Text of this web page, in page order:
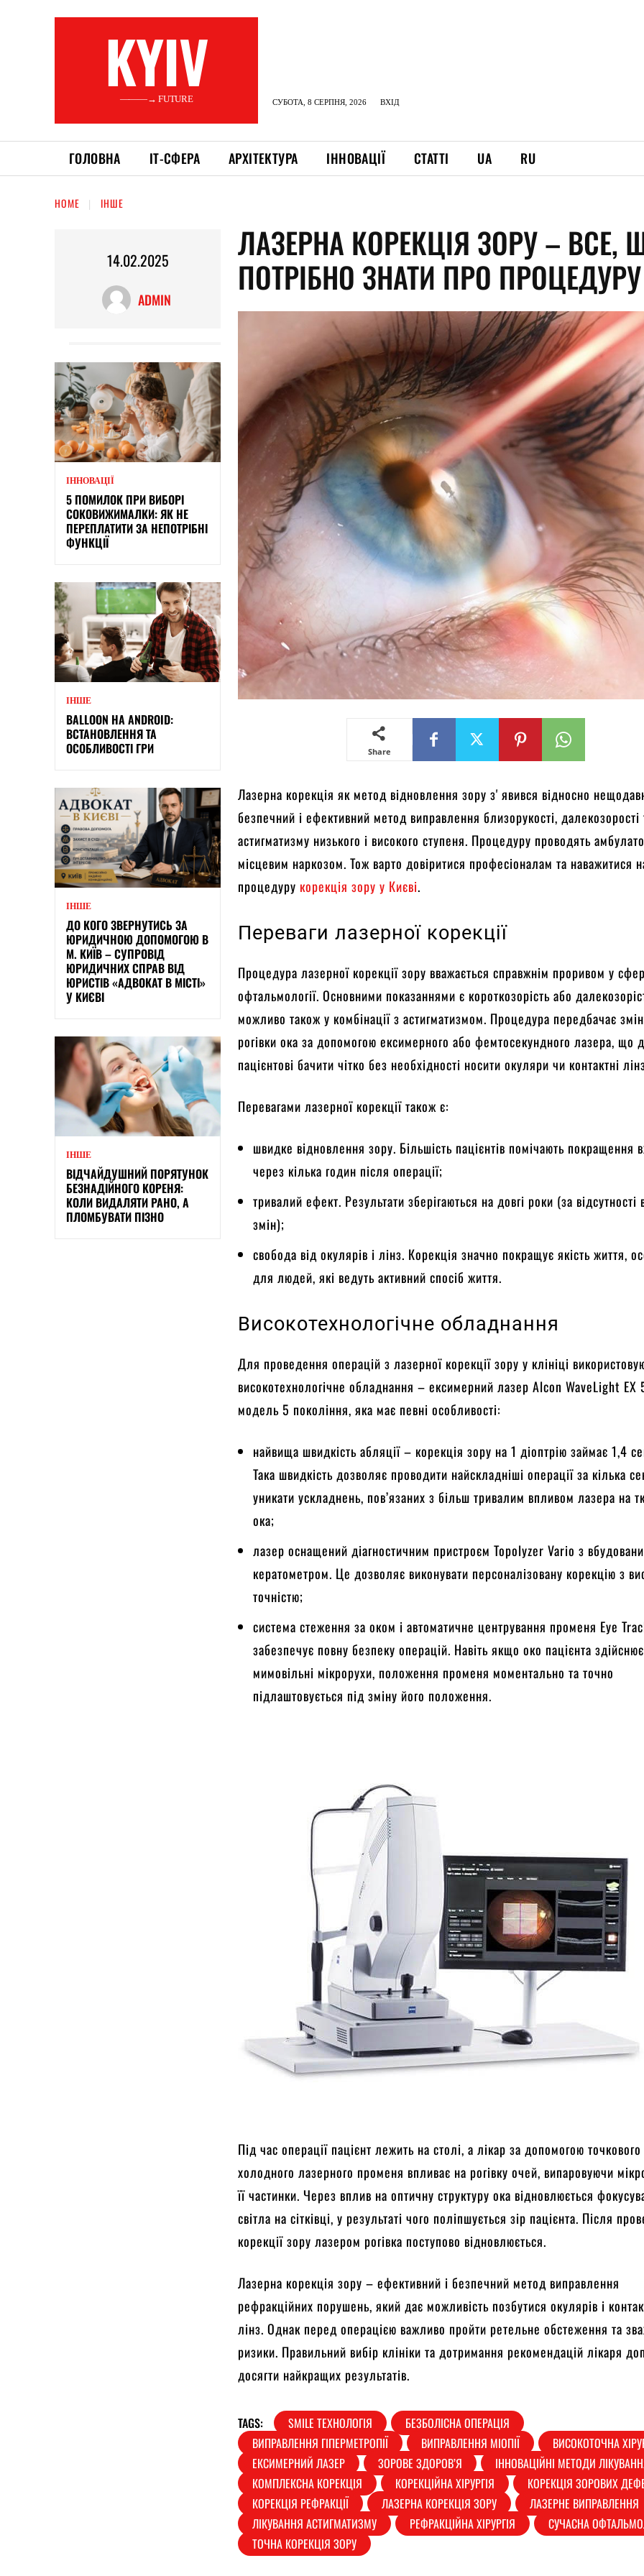
KYIV
———→ FUTURE СУБОТА, 8 СЕРПНЯ, 2026 ВХІД
ГОЛОВНА ІТ-СФЕРА АРХІТЕКТУРА ІННОВАЦІЇ СТАТТІ UA RU
HOME ІНШЕ
14.02.2025
ADMIN
ІННОВАЦІЇ
5 ПОМИЛОК ПРИ ВИБОРІ
СОКОВИЖИМАЛКИ: ЯК НЕ
ПЕРЕПЛАТИТИ ЗА НЕПОТРІБНІ
ФУНКЦІЇ
ІНШЕ
BALLOON НА ANDROID:
ВСТАНОВЛЕННЯ ТА
ОСОБЛИВОСТІ ГРИ
ІНШЕ
ДО КОГО ЗВЕРНУТИСЬ ЗА
ЮРИДИЧНОЮ ДОПОМОГОЮ В
М. КИЇВ – СУПРОВІД
ЮРИДИЧНИХ СПРАВ ВІД
ЮРИСТІВ «АДВОКАТ В МІСТІ»
У КИЄВІ
ІНШЕ
ВІДЧАЙДУШНИЙ ПОРЯТУНОК
БЕЗНАДІЙНОГО КОРЕНЯ:
КОЛИ ВИДАЛЯТИ РАНО, А
ПЛОМБУВАТИ ПІЗНО
ЛАЗЕРНА КОРЕКЦІЯ ЗОРУ – ВСЕ,
ПОТРІБНО ЗНАТИ ПРО ПРОЦЕДУРУ
Share
Лазерна корекція як метод відновлення зору зʼявився відносно
безпечний і ефективний метод виправлення близорукості, далекозорості
астигматизму низького і високого ступеня. Процедуру проводять
місцевим наркозом. Тож варто довіритися професіоналам та наважитися
процедуру корекція зору у Києві.
Переваги лазерної корекції
Процедура лазерної корекції зору вважається справжнім проривом у
офтальмології. Основними показаннями є короткозорість або
можливо також у комбінації з астигматизмом. Процедура передбачає
рогівки ока за допомогою ексимерного або фемтосекундного лазера, що
пацієнтові бачити чітко без необхідності носити окуляри чи контактні
Перевагами лазерної корекції також є:
швидке відновлення зору. Більшість пацієнтів помічають покращення
через кілька годин після операції;
тривалий ефект. Результати зберігаються на довгі роки (за відсутності
змін);
свобода від окулярів і лінз. Корекція значно покращує якість життя,
для людей, які ведуть активний спосіб життя.
Високотехнологічне обладнання
Для проведення операцій з лазерної корекції зору у клініці
високотехнологічне обладнання – ексимерний лазер Alcon WaveLight
модель 5 покоління, яка має певні особливості:
найвища швидкість абляції – корекція зору на 1 діоптрію займає 1,4
Така швидкість дозволяє проводити найскладніші операції за кілька
уникати ускладнень, пов’язаних з більш тривалим впливом лазера на
ока;
лазер оснащений діагностичним пристроєм Topolyzer Vario з
кератометром. Це дозволяє виконувати персоналізовану корекцію з
точністю;
система стеження за оком і автоматичне центрування променя Eye
забезпечує повну безпеку операцій. Навіть якщо око пацієнта здійснює
мимовільні мікрорухи, положення променя моментально та точно
підлаштовується під зміну його положення.
Під час операції пацієнт лежить на столі, а лікар за допомогою
холодного лазерного променя впливає на рогівку очей, випаровуючи
її частинки. Через вплив на оптичну структуру ока відновлюється
світла на сітківці, у результаті чого поліпшується зір пацієнта. Після
корекції зору лазером рогівка поступово відновлюється.
Лазерна корекція зору – ефективний і безпечний метод виправлення
рефракційних порушень, який дає можливість позбутися окулярів і
лінз. Однак перед операцією важливо пройти ретельне обстеження та
ризики. Правильний вибір клініки та дотримання рекомендацій лікаря
досягти найкращих результатів.
TAGS: SMILE ТЕХНОЛОГІЯ
БЕЗБОЛІСНА ОПЕРАЦІЯ
ВИПРАВЛЕННЯ ГІПЕРМЕТРОПІЇ
ВИПРАВЛЕННЯ МІОПІЇ
ВИСОКОТОЧНА
ЕКСИМЕРНИЙ ЛАЗЕР
ЗОРОВЕ ЗДОРОВ’Я
ІННОВАЦІЙНІ МЕТОДИ
КОМПЛЕКСНА КОРЕКЦІЯ
КОРЕКЦІЙНА ХІРУРГІЯ
КОРЕКЦІЯ ЗОРОВИХ
КОРЕКЦІЯ РЕФРАКЦІЇ
ЛАЗЕРНА КОРЕКЦІЯ ЗОРУ
ЛАЗЕРНЕ ВИПРАВЛЕННЯ
ЛІКУВАННЯ АСТИГМАТИЗМУ
РЕФРАКЦІЙНА ХІРУРГІЯ
СУЧАСНА
ТОЧНА КОРЕКЦІЯ ЗОРУ